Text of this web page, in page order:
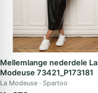
Mellemlange nederdele La
Modeuse 73421_P173181
La Modeuse Spartoo